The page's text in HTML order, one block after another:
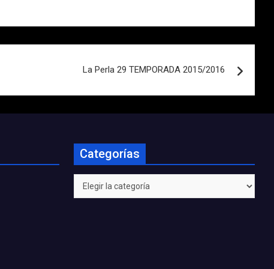
La Perla 29 TEMPORADA 2015/2016
Categorías
Categorías